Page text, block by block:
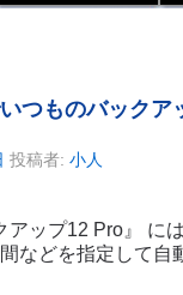
つものバック
投稿者: 小人
アップ12 Pro』 には
などを指定して